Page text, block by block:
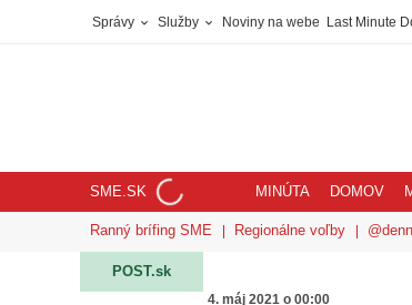
Správy Služby Noviny na webe Last Minute
SME.SK MINÚTA DOMOV
Ranný brífing SME Regionálne voľby
POST.sk
4. máj 2021 o 00:00